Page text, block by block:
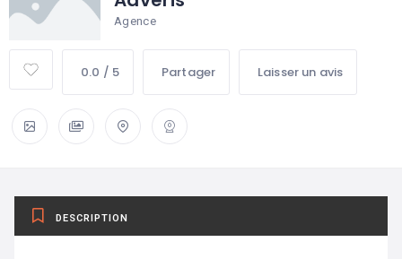
Agence
0.0 / 5 Partager Laisser un avis
DESCRIPTION